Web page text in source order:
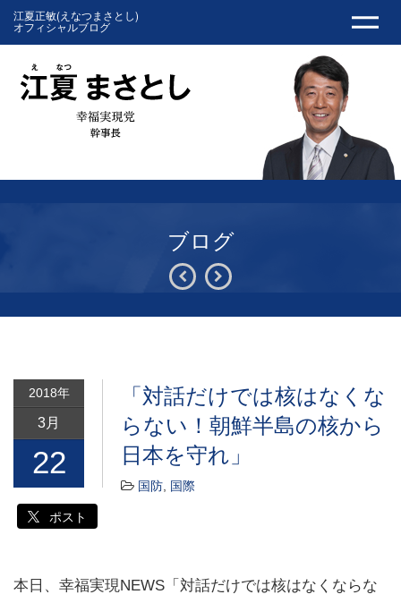
江夏正敏(えなつまさとし)
オフィシャルブログ
ブログ
2018年
3月
22
「対話だけでは核はなくな
らない！朝鮮半島の核から
日本を守れ」
国防 国際
ポスト
本日、幸福実現NEWS「対話だけでは核はなくならな